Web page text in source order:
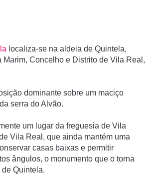
localiza-se na aldeia de Quintela,
Marim, Concelho e Distrito de Vila Real,
dominante sobre um maciço
serra do Alvão.
um lugar da freguesia de Vila
Vila Real, que ainda mantém uma
casas baixas e permitir
ângulos, o monumento que o torna
de Quintela.